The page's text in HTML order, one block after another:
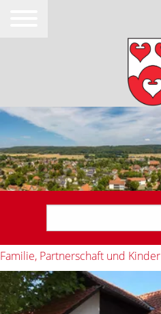
Familie, Partnerschaft und Kinder